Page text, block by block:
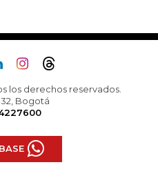
los derechos reservados.
32, Bogotá